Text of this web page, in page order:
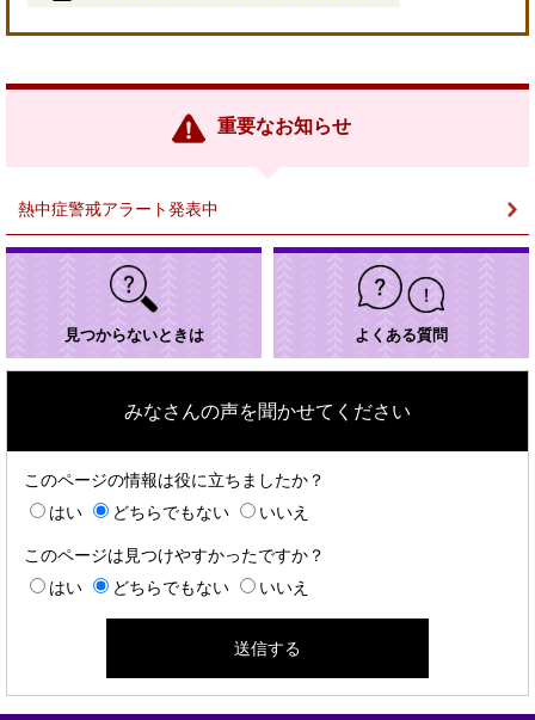
リ
重要なお知らせ
熱中症警戒アラート発表中
見つからないときは よくある質問
みなさんの声を聞かせてください
このページの情報は役に立ちましたか？
はい
どちらでもない いいえ
このページは見つけやすかったですか？
はい
どちらでもない いいえ